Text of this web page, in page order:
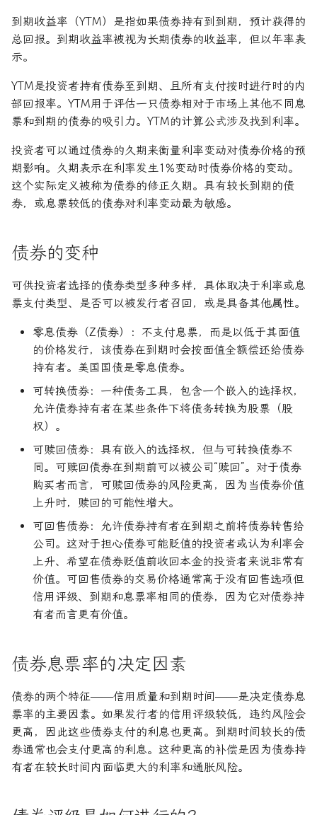
到期收益率（YTM）是指如果债券持有到到期，预计获得的
总回报。到期收益率被视为长期债券的收益率，但以年率表
示。
YTM是投资者持有债券至到期、且所有支付按时进行时的内
部回报率。YTM用于评估一只债券相对于市场上其他不同息
票和到期的债券的吸引力。YTM的计算公式涉及找到利率。
投资者可以通过债券的久期来衡量利率变动对债券价格的预
期影响。久期表示在利率发生1%变动时债券价格的变动。
这个实际定义被称为债券的修正久期。具有较长到期的债
券，或息票较低的债券对利率变动最为敏感。
债券的变种
可供投资者选择的债券类型多种多样，具体取决于利率或息
票支付类型、是否可以被发行者召回，或是具备其他属性。
零息债券（Z债券）：不支付息票，而是以低于其面值
的价格发行，该债券在到期时会按面值全额偿还给债券
持有者。美国国债是零息债券。
可转换债券：一种债务工具，包含一个嵌入的选择权，
允许债券持有者在某些条件下将债务转换为股票（股
权）。
可赎回债券：具有嵌入的选择权，但与可转换债券不
同。可赎回债券在到期前可以被公司“赎回”。对于债券
购买者而言，可赎回债券的风险更高，因为当债券价值
上升时，赎回的可能性增大。
可回售债券：允许债券持有者在到期之前将债券转售给
公司。这对于担心债券可能贬值的投资者或认为利率会
上升、希望在债券贬值前收回本金的投资者来说非常有
价值。可回售债券的交易价格通常高于没有回售选项但
信用评级、到期和息票率相同的债券，因为它对债券持
有者而言更有价值。
债券息票率的决定因素
债券的两个特征——信用质量和到期时间——是决定债券息
票率的主要因素。如果发行者的信用评级较低，违约风险会
更高，因此这些债券支付的利息也更高。到期时间较长的债
券通常也会支付更高的利息。这种更高的补偿是因为债券持
有者在较长时间内面临更大的利率和通胀风险。